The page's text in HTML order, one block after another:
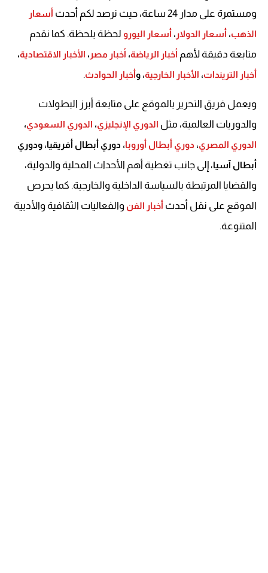
ومستمرة على مدار 24 ساعة، حيث نرصد لكم أحدث
أسعار
الذهب، أسعار الدولار ، أسعار اليورولحظة بلحظة. كما نقدم
متابعة دقيقة لأهم أخبار الرياضة، أخبار مصر ، الأخبار الاقتصادية،
أخبار التريندات، الأخبار الخارجية، وأخبار الحوادث.
ويعمل فريق التحرير بالموقع على متابعة أبرز البطولات
والدوريات العالمية، مثل الدوري الإنجليزي، الدوري السعودي،
الدوري المصري، دوري أبطال أوروبا، دوري أبطال أفريقيا، ودوري
أبطال آسيا، إلى جانب تغطية أهم الأحداث المحلية والدولية،
والقضايا المرتبطة بالسياسة الداخلية والخارجية. كما يحرص
الموقع على نقل أحدث أخبار الفن والفعاليات الثقافية والأدبية
المتنوعة.